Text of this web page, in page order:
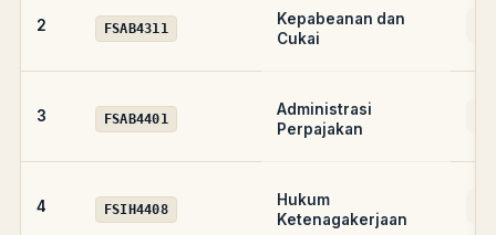
2 FSAB4311
Kepabeanan dan
Cukai
3 FSAB4401
Administrasi
Perpajakan
4 FSIH4408
Hukum
Ketenagakerjaan